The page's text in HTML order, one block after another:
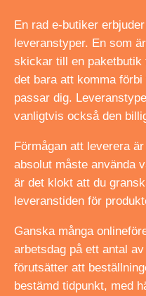
En rad e-butiker
leveranstyper. En som
skickar till en paketbutik
det bara att komma
passar dig.
vanligtvis också den
Förmågan att leverera
absolut måste använda
är det klokt att du
leveranstiden för
Ganska många
arbetsdag på ett antal
förutsätter att
bestämd tidpunkt, med